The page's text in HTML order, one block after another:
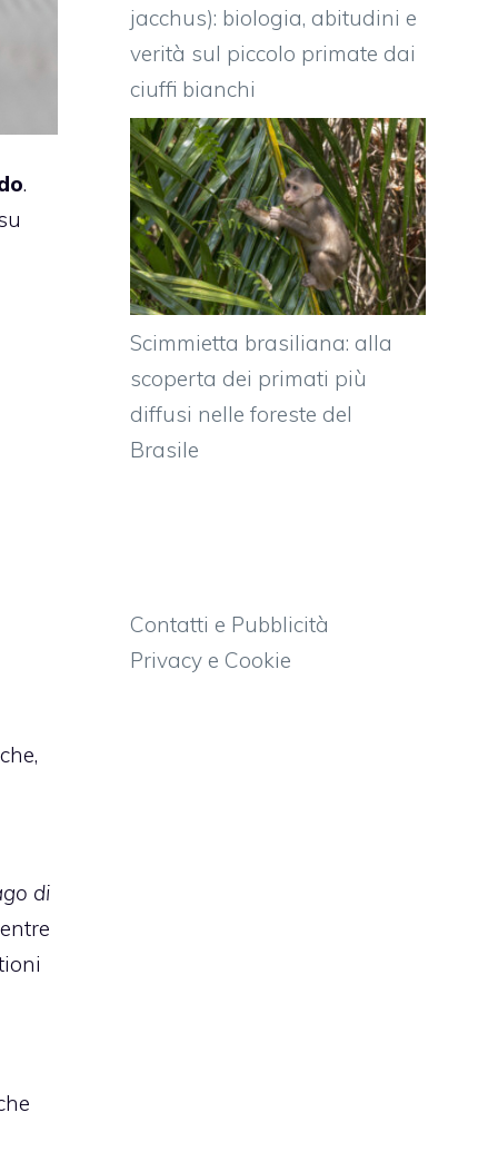
.
di
jacchus): biologia, abitudini e
verità sul piccolo primate dai
ciuffi bianchi
Scimmietta brasiliana: alla
scoperta dei primati più
diffusi nelle foreste del
Brasile
Contatti e Pubblicità
Privacy e Cookie